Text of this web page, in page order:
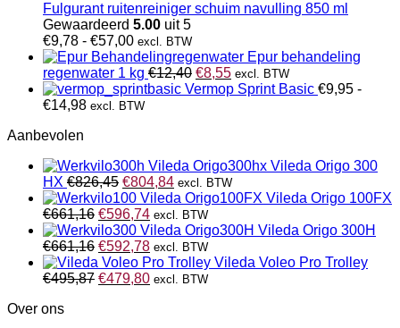
Fulgurant ruitenreiniger schuim navulling 850 ml
Gewaardeerd 5.00 uit 5
€9,78 - €57,00Prijsklasse:
€9,78
tot
€57,00
excl. BTW
Epur behandeling
regenwater 1 kg €12,40 Oorspronkelijke
prijs
€8,55Huidige
prijs
excl. BTW
Vermop Sprint Basic €9,95 -
€14,98Prijsklasse:
excl. BTW
Aanbevolen
Vileda Origo 300
HX €826,45 Oorspronkelijke
prijs
was:
€826,45.
€804,84Huidige
prijs
is:
€804,84.
excl. BTW
Vileda Origo 100FX
€661,16 Oorspronkelijke
prijs
was:
€661,16.
€596,74Huidige
prijs
is:
€596,74.
excl. BTW
Vileda Origo 300H
€661,16 Oorspronkelijke
prijs
was:
€592,78Huidige
prijs
is:
excl. BTW
Vileda Voleo Pro Trolley
€495,87 Oorspronkelijke
€479,80Huidige
excl. BTW
Over ons